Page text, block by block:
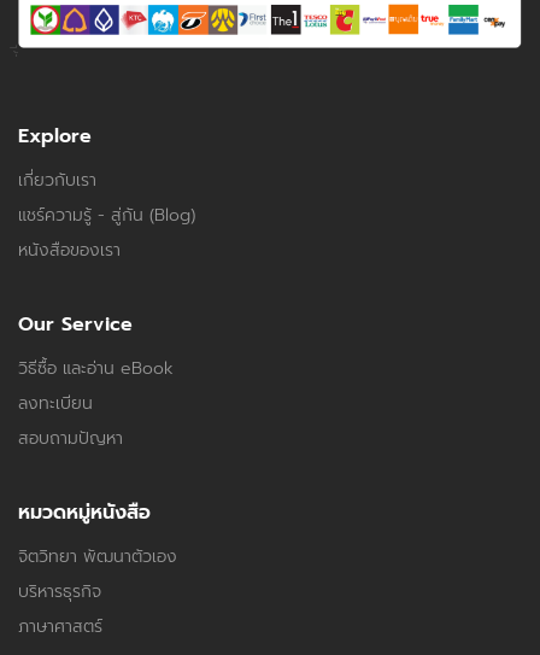
Explore
เกี่ยวกับเรา
แชร์ความรู้ - สู่กัน (Blog)
หนังสือของเรา
Our Service
วิธีซื้อ และอ่าน eBook
ลงทะเบียน
สอบถามปัญหา
หมวดหมู่หนังสือ
จิตวิทยา พัฒนาตัวเอง
บริหารธุรกิจ
ภาษาศาสตร์